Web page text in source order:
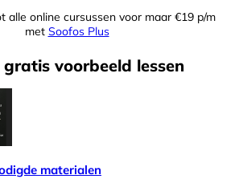
alle online cursussen voor maar €19 p/m
met Soofos Plus
gratis voorbeeld lessen
materialen